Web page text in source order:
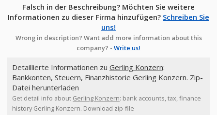
Falsch in der Beschreibung? Möchten Sie weitere
Informationen zu dieser Firma hinzufügen? Schreiben Sie
uns!
Wrong in description? Want add more information about this
company? - Write us!
Detaillierte Informationen zu Gerling Konzern:
Bankkonten, Steuern, Finanzhistorie Gerling Konzern. Zip-
Datei herunterladen
Get detail info about Gerling Konzern: bank accounts, tax, finance
history Gerling Konzern. Download zip-file